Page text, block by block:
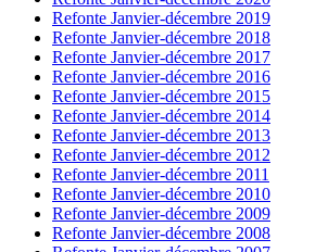
Refonte Janvier-décembre 2019
Refonte Janvier-décembre 2018
Refonte Janvier-décembre 2017
Refonte Janvier-décembre 2016
Refonte Janvier-décembre 2015
Refonte Janvier-décembre 2014
Refonte Janvier-décembre 2013
Refonte Janvier-décembre 2012
Refonte Janvier-décembre 2011
Refonte Janvier-décembre 2010
Refonte Janvier-décembre 2009
Refonte Janvier-décembre 2008